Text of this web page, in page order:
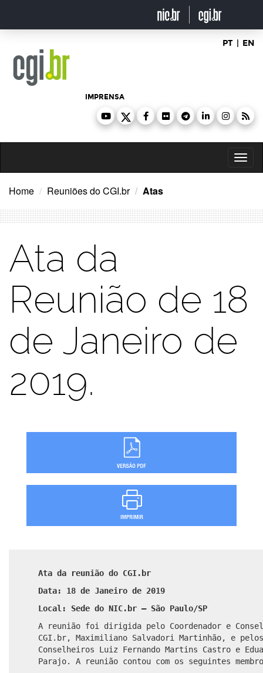
o
PT | EN
IMPRENSA
Home Reuniões do CGI.br Atas
Ata da
Reunião de 18
de Janeiro de
2019.
Ata da reunião do CGI.br
Data: 18 de Janeiro de 2019
Local: Sede do NIC.br – São Paulo/SP
A reunião foi dirigida pelo Coordenador e
CGI.br, Maximiliano Salvadori Martinhão, e pelos
Conselheiros Luiz Fernando Martins Castro e
Parajo. A reunião contou com os seguintes